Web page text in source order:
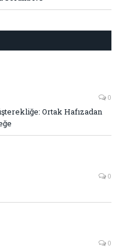
0
Ortak Hafızadan
0
0